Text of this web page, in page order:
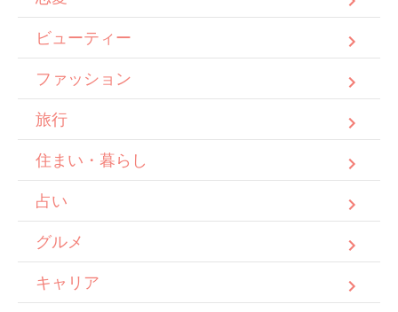
ビューティー
ファッション
旅行
住まい・暮らし
占い
グルメ
キャリア